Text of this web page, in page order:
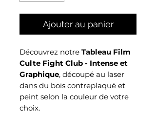
Ajouter au panier
Découvrez notre Tableau Film
Culte Fight Club - Intense et
Graphique, découpé au laser
dans du bois contreplaqué et
peint selon la couleur de votre
choix.